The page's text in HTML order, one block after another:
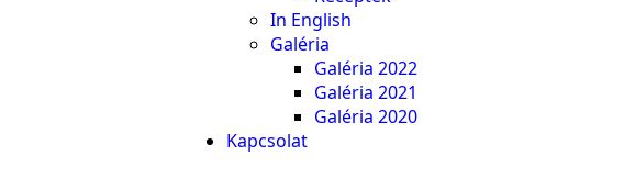
In English
Galéria
Galéria 2022
Galéria 2021
Galéria 2020
Kapcsolat